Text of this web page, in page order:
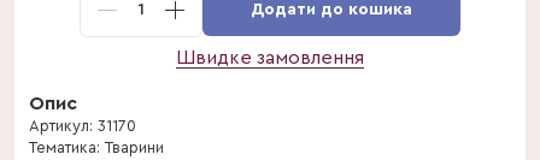
1 Додати до кошика
Швидке замовлення
Опис
Артикул: 31170
Тематика: Тварини